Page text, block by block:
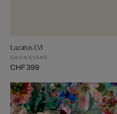
Lazarus LVI
GAVIN EVANS
CHF 399